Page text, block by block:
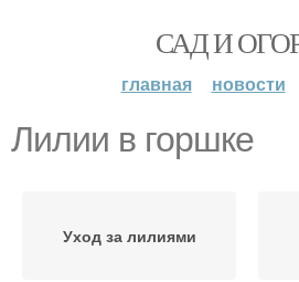
САД И
главная новости
Лилии в горшке
Уход за лилиями